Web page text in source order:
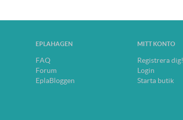
EPLAHAGEN
FAQ
Forum
EplaBloggen
MITT KONTO
Registrera dig!
Login
Starta butik